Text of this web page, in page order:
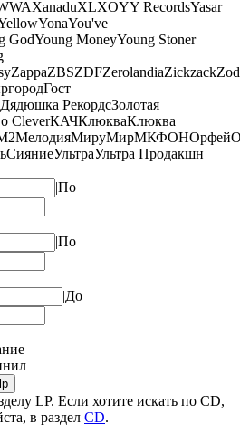
XanaduXLXOYY RecordsYasar
YonaYou've
GodYoung MoneyYoung Stoner
ZappaZBSZDFZerolandiaZickzack
Гост
Дядюшка РекордсЗолотая
CleverКАЧКлюкваКлюква
МелодияМируМирМКФОНОрфей
СияниеУльтраУльтра Продакшн
|По
|По
|До
LP. Если хотите искать по CD,
в раздел CD.